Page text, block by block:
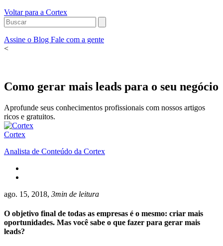
Voltar para a Cortex
Assine o Blog Fale com a gente
<
Como gerar mais leads para o seu negócio
Aprofunde seus conhecimentos profissionais com nossos artigos
ricos e gratuitos.
Cortex
Analista de Conteúdo da Cortex
ago. 15, 2018, 3min de leitura
O objetivo final de todas as empresas é o mesmo: criar mais
oportunidades. Mas você sabe o que fazer para gerar mais
leads?